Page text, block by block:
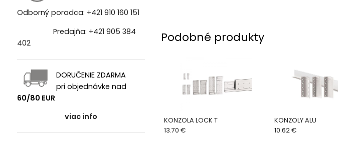
Odborný poradca: +421 910 160 151
Predajňa: +421 905 384
402
DORUČENIE ZDARMA
pri objednávke nad
60/80 EUR
viac info
Podobné produkty
KONZOLA LOCK T
13.70 €
KONZOLY ALU
10.62 €